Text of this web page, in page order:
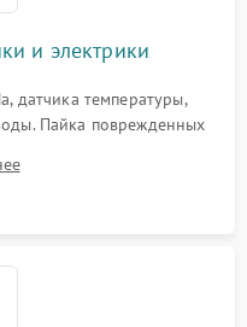
и электрики
датчика температуры,
Пайка поврежденных
и контактов.